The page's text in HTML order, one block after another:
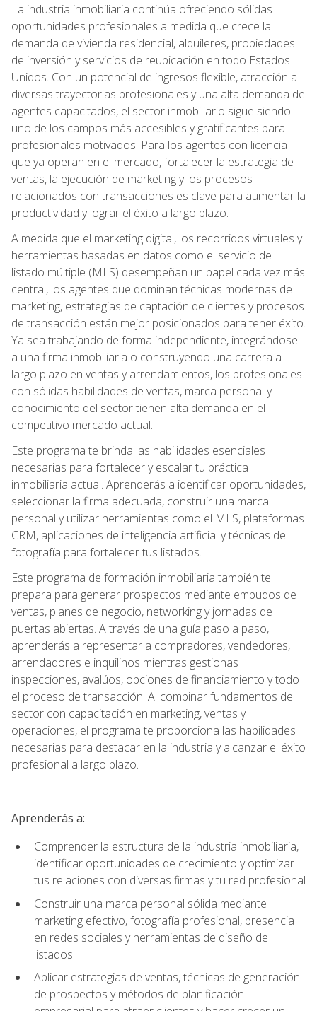
La industria inmobiliaria continúa ofreciendo sólidas
oportunidades profesionales a medida que crece la
demanda de vivienda residencial, alquileres, propiedades
de inversión y servicios de reubicación en todo Estados
Unidos. Con un potencial de ingresos flexible, atracción a
diversas trayectorias profesionales y una alta demanda de
agentes capacitados, el sector inmobiliario sigue siendo
uno de los campos más accesibles y gratificantes para
profesionales motivados. Para los agentes con licencia
que ya operan en el mercado, fortalecer la estrategia de
ventas, la ejecución de marketing y los procesos
relacionados con transacciones es clave para aumentar la
productividad y lograr el éxito a largo plazo.
A medida que el marketing digital, los recorridos virtuales y
herramientas basadas en datos como el servicio de
listado múltiple (MLS) desempeñan un papel cada vez más
central, los agentes que dominan técnicas modernas de
marketing, estrategias de captación de clientes y procesos
de transacción están mejor posicionados para tener éxito.
Ya sea trabajando de forma independiente, integrándose
a una firma inmobiliaria o construyendo una carrera a
largo plazo en ventas y arrendamientos, los profesionales
con sólidas habilidades de ventas, marca personal y
conocimiento del sector tienen alta demanda en el
competitivo mercado actual.
Este programa te brinda las habilidades esenciales
necesarias para fortalecer y escalar tu práctica
inmobiliaria actual. Aprenderás a identificar oportunidades,
seleccionar la firma adecuada, construir una marca
personal y utilizar herramientas como el MLS, plataformas
CRM, aplicaciones de inteligencia artificial y técnicas de
fotografía para fortalecer tus listados.
Este programa de formación inmobiliaria también te
prepara para generar prospectos mediante embudos de
ventas, planes de negocio, networking y jornadas de
puertas abiertas. A través de una guía paso a paso,
aprenderás a representar a compradores, vendedores,
arrendadores e inquilinos mientras gestionas
inspecciones, avalúos, opciones de financiamiento y todo
el proceso de transacción. Al combinar fundamentos del
sector con capacitación en marketing, ventas y
operaciones, el programa te proporciona las habilidades
necesarias para destacar en la industria y alcanzar el éxito
profesional a largo plazo.
Aprenderás a:
Comprender la estructura de la industria inmobiliaria,
identificar oportunidades de crecimiento y optimizar
tus relaciones con diversas firmas y tu red profesional
Construir una marca personal sólida mediante
marketing efectivo, fotografía profesional, presencia
en redes sociales y herramientas de diseño de
listados
Aplicar estrategias de ventas, técnicas de generación
de prospectos y métodos de planificación